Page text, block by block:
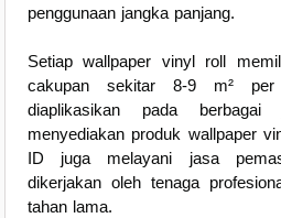
penggunaan jangka panjang.
Setiap wallpaper vinyl roll
cakupan sekitar 8-9 m² per
diaplikasikan pada
menyediakan produk wallpaper
ID juga melayani jasa
dikerjakan oleh tenaga
tahan lama.